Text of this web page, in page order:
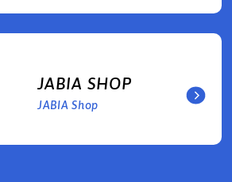
JABIA SHOP
JABIA Shop